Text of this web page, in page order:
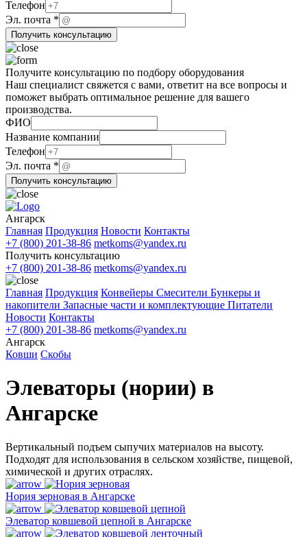
Телефон
Эл. почта *
Получить консультацию
Получите консультацию по подбору оборудования
Наш специалист свяжется с вами, ответит на все вопросы и
поможет выбрать оптимальное решение для вашего
производства.
ФИО
Название компании
почта
Телефон
ФИО
Телефон
Эл. почта *
Получить консультацию
Ангарск
Главная Продукция Новости Контакты
+7 (800) 201-38-86 metkoms@yandex.ru
Получить консультацию
+7 (800) 201-38-86 metkoms@yandex.ru
Главная Продукция Конвейеры Смесители Бункеры и
накопители Запасные части и комплектующие Питатели
Новости Контакты
+7 (800) 201-38-86 metkoms@yandex.ru
Ангарск
Ковши Скобы
Элеваторы (нории) в
Ангарске
Вертикальный подъем сыпучих материалов на высоту.
Подходят для использования в сельском хозяйстве, пищевой,
химической и других отраслях.
Нория зерновая в Ангарске
Элеватор ковшевой цепной в Ангарске